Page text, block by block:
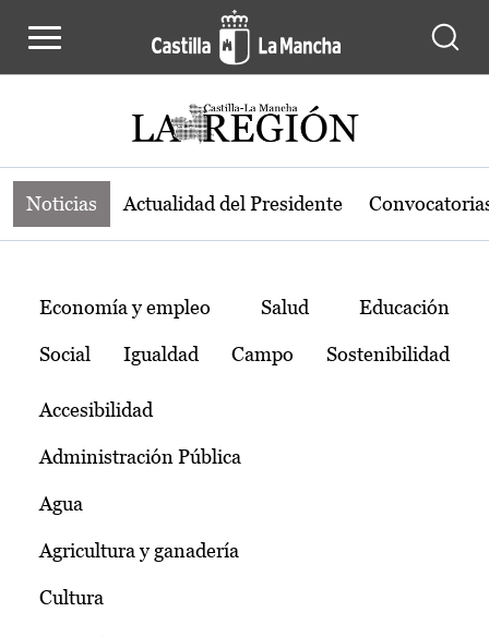
Noticias de la región de Castilla-La
Noticias Actualidad del Presidente
Temas
Economía y empleo Salud Educación
Social Igualdad Campo Sostenibilidad
Accesibilidad
Administración Pública
Agua
Agricultura y ganadería
Cultura